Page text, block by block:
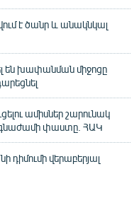
է ծանր և անակնկալ
են խափանման միջոցը
ամիսներ շարունակ
փաստը. ՀԱԿ
դիմումի վերաբերյալ